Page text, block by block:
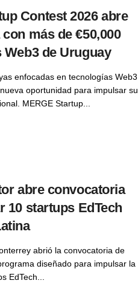
Contest 2026 abre
más de €50,000
de Uruguay
enfocadas en tecnologías Web3
oportunidad para impulsar su
MERGE Startup...
abre convocatoria
10 startups EdTech
abrió la convocatoria de
diseñado para impulsar la
EdTech...